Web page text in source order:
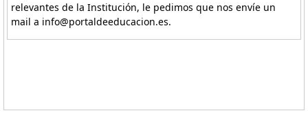
relevantes de la Institución, le pedimos que nos envíe un
mail a info@portaldeeducacion.es.